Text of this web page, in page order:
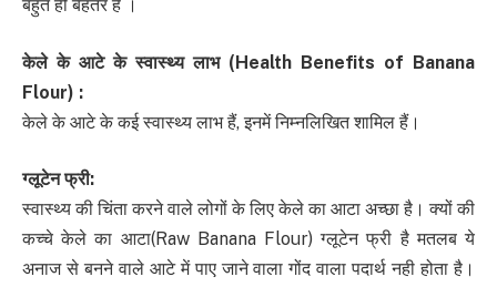
बहुत ही बेहतर है ।
केले के आटे के स्वास्थ्य लाभ (Health Benefits of Banana
Flour) :
केले के आटे के कई स्वास्थ्य लाभ हैं, इनमें निम्नलिखित शामिल हैं।
ग्लूटेन फ्री:
स्वास्थ्य की चिंता करने वाले लोगों के लिए केले का आटा अच्छा है। क्यों की
कच्‍चे केले का आटा(Raw Banana Flour) ग्‍लूटेन फ्री है मतलब ये
अनाज से बनने वाले आटे में पाए जाने वाला गोंद वाला पदार्थ नही होता है।